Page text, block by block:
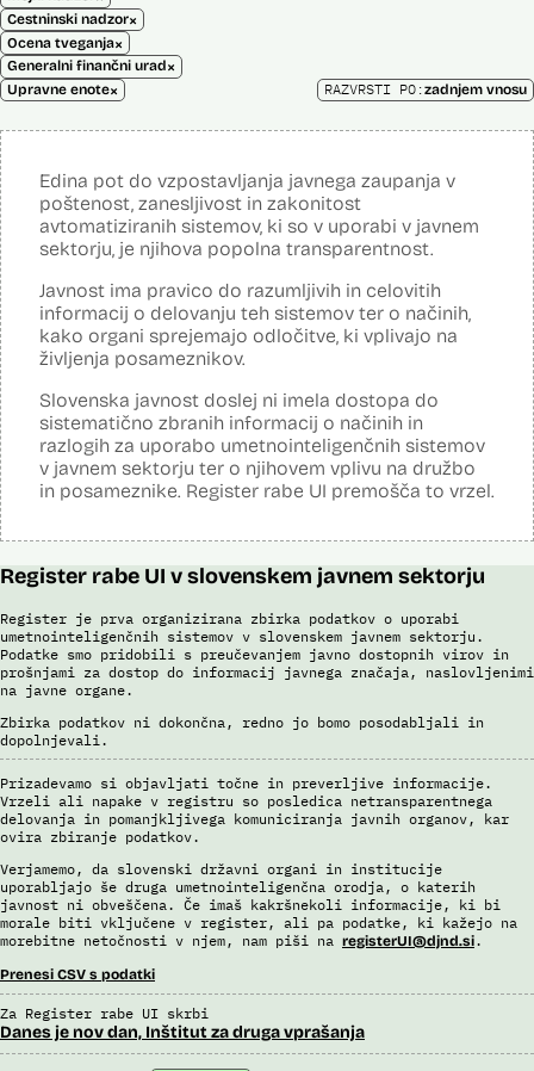
Cestninski nadzor×
Ocena tveganja×
Generalni finančni urad×
Upravne enote× RAZVRSTI PO:zadnjem vnosu
Edina pot do vzpostavljanja javnega zaupanja v
poštenost, zanesljivost in zakonitost
avtomatiziranih sistemov, ki so v uporabi v javnem
sektorju, je njihova popolna transparentnost.
Javnost ima pravico do razumljivih in celovitih
informacij o delovanju teh sistemov ter o načinih,
kako organi sprejemajo odločitve, ki vplivajo na
življenja posameznikov.
Slovenska javnost doslej ni imela dostopa do
sistematično zbranih informacij o načinih in
razlogih za uporabo umetnointeligenčnih sistemov
v javnem sektorju ter o njihovem vplivu na družbo
in posameznike. Register rabe UI premošča to vrzel.
Register rabe UI v slovenskem javnem sektorju
Register je prva organizirana zbirka podatkov o uporabi
umetnointeligenčnih sistemov v slovenskem javnem sektorju.
Podatke smo pridobili s preučevanjem javno dostopnih virov in
prošnjami za dostop do informacij javnega značaja, naslovljenimi
na javne organe.
Zbirka podatkov ni dokončna, redno jo bomo posodabljali in
dopolnjevali.
Prizadevamo si objavljati točne in preverljive informacije.
Vrzeli ali napake v registru so posledica netransparentnega
delovanja in pomanjkljivega komuniciranja javnih organov, kar
ovira zbiranje podatkov.
Verjamemo, da slovenski državni organi in institucije
uporabljajo še druga umetnointeligenčna orodja, o katerih
javnost ni obveščena. Če imaš kakršnekoli informacije, ki bi
morale biti vključene v register, ali pa podatke, ki kažejo na
morebitne netočnosti v njem, nam piši na registerUI@djnd.si.
Prenesi CSV s podatki
Za Register rabe UI skrbi
Danes je nov dan, Inštitut za druga vprašanja